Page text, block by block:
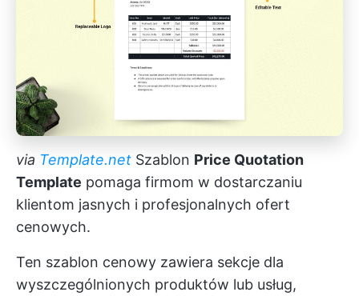
via Template.net Szablon Price Quotation
Template pomaga firmom w dostarczaniu
klientom jasnych i profesjonalnych ofert
cenowych.
Ten szablon cenowy zawiera sekcje dla
wyszczególnionych produktów lub usług,